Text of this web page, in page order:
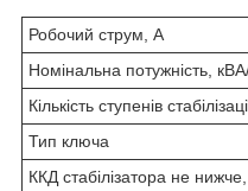
Робочий струм, А
Номінальна потужність,
Кількість ступенів
Тип ключа
ККД стабілізатора не